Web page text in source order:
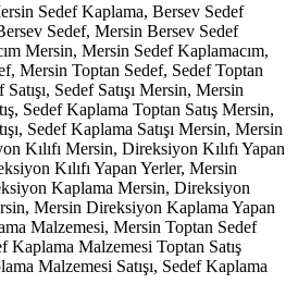
Sedef Kaplama, Bersev Sedef
Sedef, Mersin Bersev Sedef
Mersin, Mersin Sedef Kaplamacım,
Mersin Toptan Sedef, Sedef Toptan
Sedef Satışı Mersin, Mersin
Sedef Kaplama Toptan Satış Mersin,
Sedef Kaplama Satışı Mersin, Mersin
Kılıfı Mersin, Direksiyon Kılıfı Yapan
Kılıfı Yapan Yerler, Mersin
Kaplama Mersin, Direksiyon
Mersin Direksiyon Kaplama Yapan
Malzemesi, Mersin Toptan Sedef
Kaplama Malzemesi Toptan Satış
Malzemesi Satışı, Sedef Kaplama